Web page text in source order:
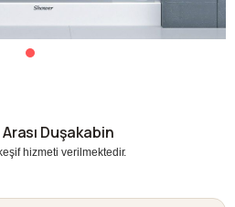
Duşakabin
hizmeti verilmektedir.